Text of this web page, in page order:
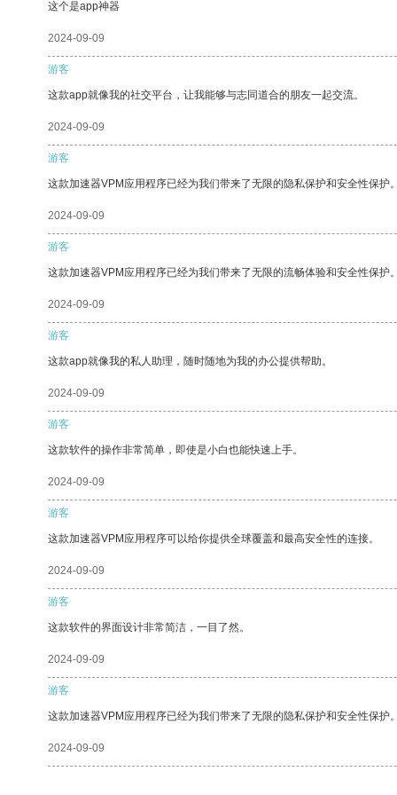
这个是app神器
2024-09-09
游客
这款app就像我的社交平台，让我能够与志同道合的朋友一起交流。
2024-09-09
游客
这款加速器VPM应用程序已经为我们带来了无限的隐私保护和安全性保护
2024-09-09
游客
这款加速器VPM应用程序已经为我们带来了无限的流畅体验和安全性保护
2024-09-09
游客
这款app就像我的私人助理，随时随地为我的办公提供帮助。
2024-09-09
游客
这款软件的操作非常简单，即使是小白也能快速上手。
2024-09-09
游客
这款加速器VPM应用程序可以给你提供全球覆盖和最高安全性的连接。
2024-09-09
游客
这款软件的界面设计非常简洁，一目了然。
2024-09-09
游客
这款加速器VPM应用程序已经为我们带来了无限的隐私保护和安全性保护
2024-09-09